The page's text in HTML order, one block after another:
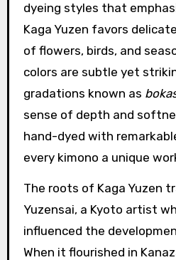
dyeing styles that
Kaga Yuzen favors
of flowers, birds, and
colors are subtle yet
gradations known as
sense of depth and
hand-dyed with
every kimono a unique
The roots of Kaga Yuzen
Yuzensai, a Kyoto artist
influenced the
When it flourished in